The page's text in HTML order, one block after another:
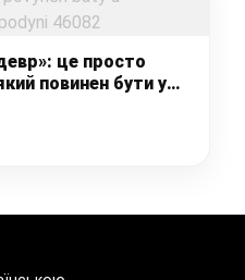
це просто
повинен бути у